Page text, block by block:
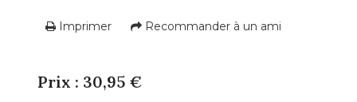
Imprimer Recommander à un ami
Prix : 30,95 €